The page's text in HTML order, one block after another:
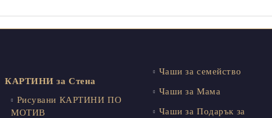
КАРТИНИ за Стена
Рисувани КАРТИНИ ПО
МОТИВ
Чаши за семейство
Чаши за Мама
Чаши за Подарък за